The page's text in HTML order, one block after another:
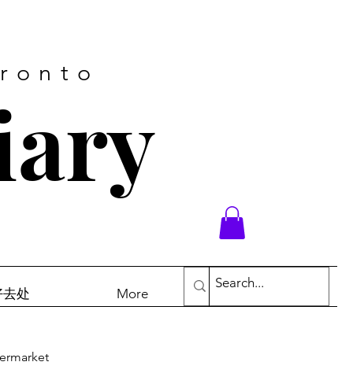
处 More